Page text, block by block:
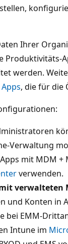
Ihrer
Produktivitäts-
werden.
, die für die
Verwaltung
mit MDM
verwenden.
verwalteten
und Konten in
bei EMM-
Intune im